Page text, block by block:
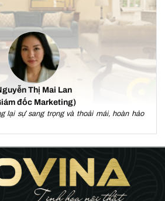
Thị Mai Lan
đốc Marketing)
lại sự sang trọng và thoải mái, hoàn hảo